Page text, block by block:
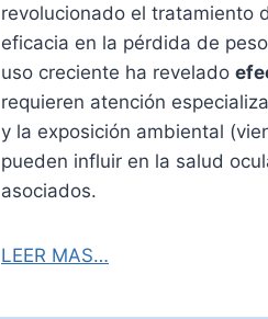
revolucionado el tratamiento
eficacia en la pérdida de
uso creciente ha revelado
requieren atención
y la exposición ambiental
pueden influir en la salud
asociados.
LEER MAS…